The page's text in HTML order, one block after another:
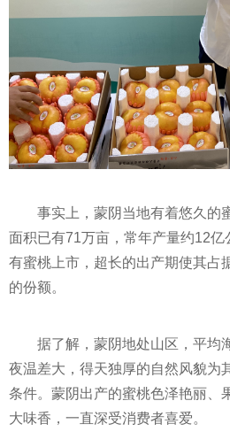
事实上，蒙阴当地有着悠久的
面积已有71万亩，常年产量约12
有蜜桃上市，超长的出产期使其占
的份额。
据了解，蒙阴地处山区， 平均
夜温差大，得天独厚的自然风貌为
条件。蒙阴出产的蜜桃色泽艳丽、
大味香，一直深受消费者喜爱。